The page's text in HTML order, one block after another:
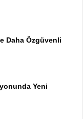
Daha Özgüvenli
Yeni